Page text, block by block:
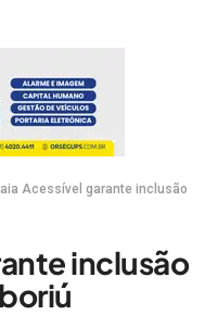
Acessível garante inclusão
inclusão